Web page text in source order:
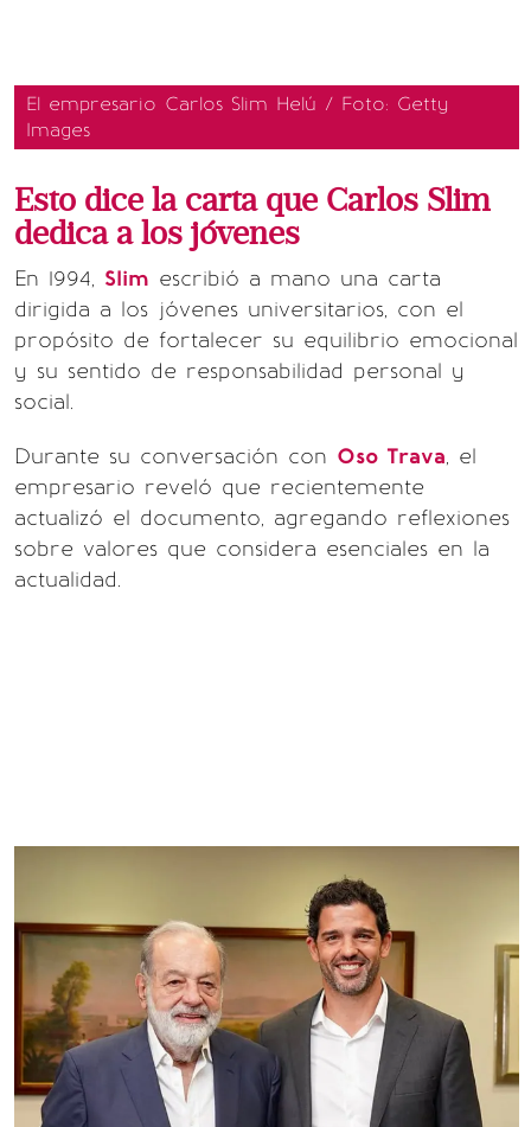
El empresario Carlos Slim Helú / Foto: Getty
Images
Esto dice la carta que Carlos Slim
dedica a los jóvenes
En 1994, Slim escribió a mano una carta
dirigida a los jóvenes universitarios, con el
propósito de fortalecer su equilibrio emocional
y su sentido de responsabilidad personal y
social.
Durante su conversación con Oso Trava, el
empresario reveló que recientemente
actualizó el documento, agregando reflexiones
sobre valores que considera esenciales en la
actualidad.